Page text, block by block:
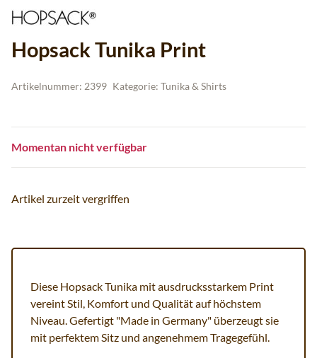
Hopsack Tunika Print
Artikelnummer: 2399 Kategorie: Tunika & Shirts
Momentan nicht verfügbar
Artikel zurzeit vergriffen
Diese Hopsack Tunika mit ausdrucksstarkem Print
vereint Stil, Komfort und Qualität auf höchstem
Niveau. Gefertigt "Made in Germany" überzeugt sie
mit perfektem Sitz und angenehmem Tragegefühl.